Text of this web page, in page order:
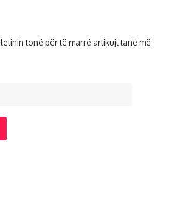
tonë për të marrë artikujt tanë më